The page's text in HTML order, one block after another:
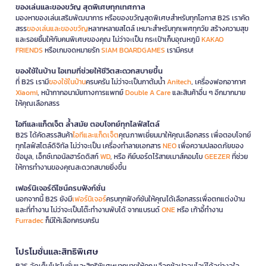
ของเล่นและของขวัญ สุดพิเศษทุกเทศกาล
มองหาของเล่นเสริมพัฒนาการ หรือของขวัญสุดพิเศษสำหรับทุกโอกาส B2S เราคัด
สรรของเล่นและของขวัญหลากหลายสไตล์ เหมาะสำหรับทุกเพศทุกวัย สร้างความสุข
และรอยยิ้มให้กับคนพิเศษของคุณ ไม่ว่าจะเป็น กระเป๋าเก็บอุณหภูมิKAKAO
FRIENDS หรือเกมจดหมายรักSIAM BOARDGAMES เรามีครบ!
ของใช้ในบ้าน ไอเทมที่ช่วยให้ชีวิตสะดวกสบายขึ้น
ที่ B2S เรามีของใช้ในบ้านครบครัน ไม่ว่าจะเป็นกาต้มน้ำAnitech, เครื่องฟอกอากาศ
Xiaomi, หน้ากากอนามัยทางการแพทย์Double A Careและสินค้าอื่น ๆ อีกมากมาย
ให้คุณเลือกสรร
ไอทีและแก็ดเจ็ต ล้ำสมัย ตอบโจทย์ทุกไลฟ์สไตล์
B2S ได้คัดสรรสินค้าไอทีและแก็ดเจ็ตคุณภาพเยี่ยมมาให้คุณเลือกสรร เพื่อตอบโจทย์
ทุกไลฟ์สไตล์ดิจิทัล ไม่ว่าจะเป็น เครื่องทำลายเอกสารNEOเพื่อความปลอดภัยของ
ข้อมูล, เอ็กซ์เทอนัลฮาร์ดดิสก์WD, หรือ คีย์บอร์ดไร้สายเมาส์คอมโบGEEZERที่ช่วย
ให้การทำงานของคุณสะดวกสบายยิ่งขึ้น
เฟอร์นิเจอร์ดีไซน์ครบฟังก์ชั่น
นอกจากนี้ B2S ยังมีเฟอร์นิเจอร์ครบทุกฟังก์ชันให้คุณได้เลือกสรรเพื่อตกแต่งบ้าน
และที่ทำงาน ไม่ว่าจะเป็นโต๊ะทำงานพับได้ จากแบรนด์ONEหรือ เก้าอี้ทำงาน
Furradecก็มีให้เลือกครบครัน
โปรโมชั่นและสิทธิพิเศษ